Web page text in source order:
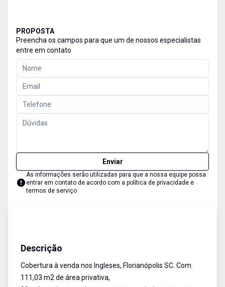
PROPOSTA
Preencha os campos para que um de nossos especialistas
entre em contato
Enviar
As informações serão utilizadas para que a nossa equipe possa
entrar em contato de acordo com a política de privacidade e
termos de serviço
Descrição
Cobertura à venda nos Ingleses, Florianópolis SC. Com
111,03 m2 de área privativa,